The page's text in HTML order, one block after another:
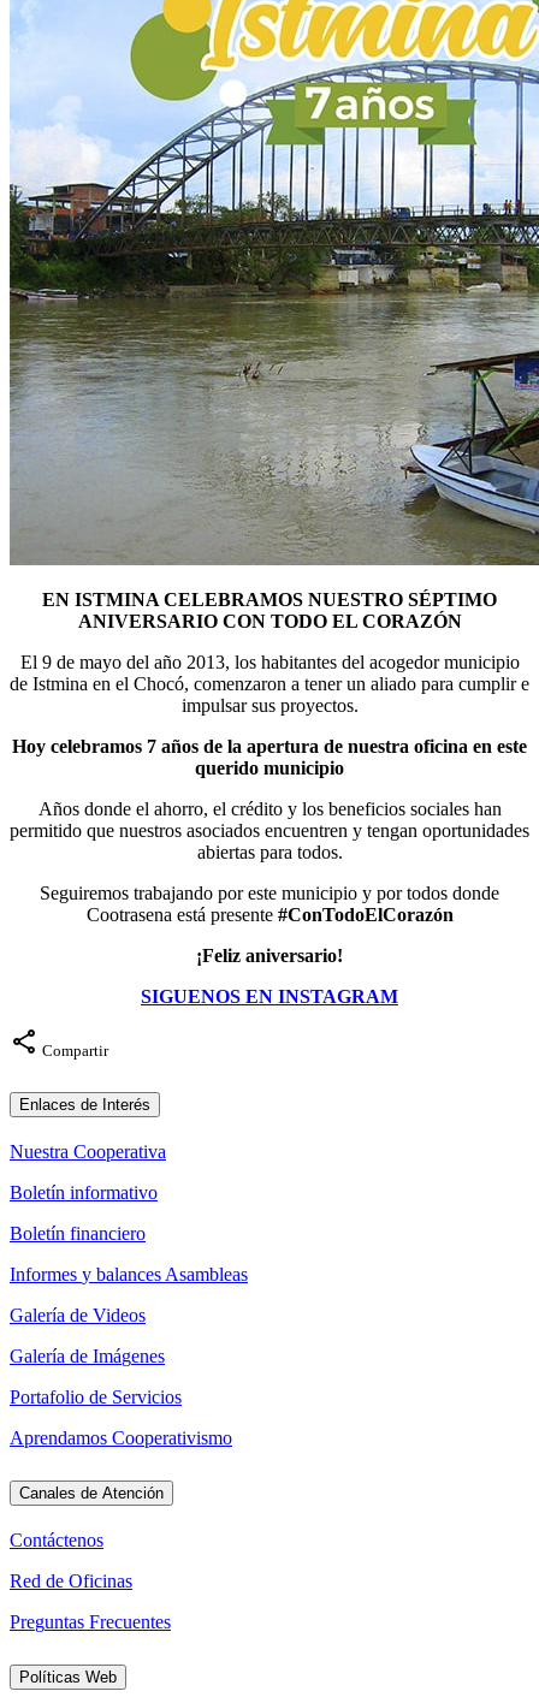
EN ISTMINA CELEBRAMOS NUESTRO SÉPTIMO
ANIVERSARIO CON TODO EL CORAZÓN
El 9 de mayo del año 2013, los habitantes del acogedor municipio
de Istmina en el Chocó, comenzaron a tener un aliado para cumplir e
impulsar sus proyectos.
Hoy celebramos 7 años de la apertura de nuestra oficina en este
querido municipio
Años donde el ahorro, el crédito y los beneficios sociales han
permitido que nuestros asociados encuentren y tengan oportunidades
abiertas para todos.
Seguiremos trabajando por este municipio y por todos donde
Cootrasena está presente #ConTodoElCorazón
¡Feliz aniversario!
SIGUENOS EN INSTAGRAM
share Compartir
Enlaces de Interés
Nuestra Cooperativa
Boletín informativo
Boletín financiero
Informes y balances Asambleas
Galería de Videos
Galería de Imágenes
Portafolio de Servicios
Aprendamos Cooperativismo
Canales de Atención
Contáctenos
Red de Oficinas
Preguntas Frecuentes
Políticas Web